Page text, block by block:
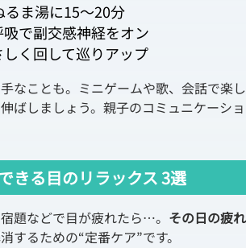
ま湯に15〜20分
で副交感神経をオン
く回して巡りアップ
なことも。ミニゲームや歌、会話で楽し
ばしましょう。親子のコミュニケーショ
きる目のリラックス 3選
題などで目が疲れたら…。 その日の疲れ
するための“定番ケア”です。